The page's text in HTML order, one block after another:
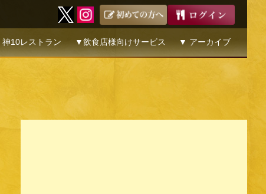
神10レストラン ▼飲食店様向けサービス ▼ アーカイブ